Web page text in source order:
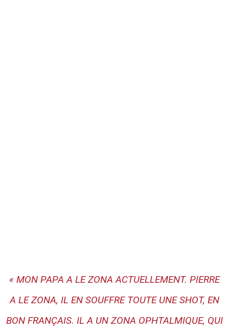
« MON PAPA A LE ZONA ACTUELLEMENT. PIERRE
A LE ZONA, IL EN SOUFFRE TOUTE UNE SHOT, EN
BON FRANÇAIS. IL A UN ZONA OPHTALMIQUE, QUI